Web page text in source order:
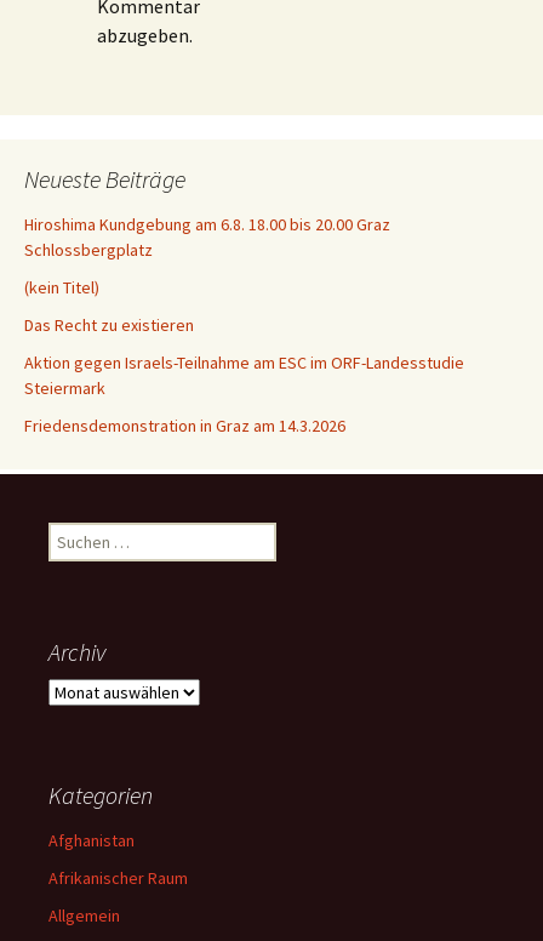
Kommentar
abzugeben.
Neueste Beiträge
Hiroshima Kundgebung am 6.8. 18.00 bis 20.00 Graz
Schlossbergplatz
(kein Titel)
Das Recht zu existieren
Aktion gegen Israels-Teilnahme am ESC im ORF-Landesstudie
Steiermark
Friedensdemonstration in Graz am 14.3.2026
Suchen
nach:
Archiv
Archiv
Kategorien
Afghanistan
Afrikanischer Raum
Allgemein